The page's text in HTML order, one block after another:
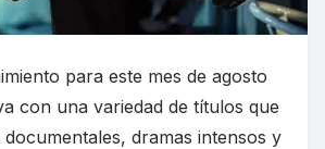
para este mes de agosto
con una variedad de títulos que
dramas intensos y